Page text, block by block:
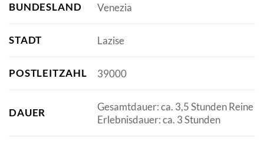
BUNDESLAND Venezia
STADT Lazise
POSTLEITZAHL 39000
DAUER
Gesamtdauer: ca. 3,5 Stunden Reine
Erlebnisdauer: ca. 3 Stunden